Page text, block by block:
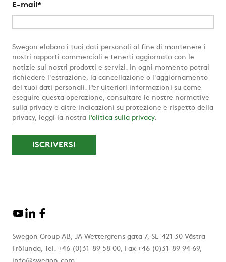
E-mail *
Swegon elabora i tuoi dati personali al fine di mantenere i
nostri rapporti commerciali e tenerti aggiornato con le
notizie sui nostri prodotti e servizi. In ogni momento potrai
richiedere l'estrazione, la cancellazione o l'aggiornamento
dei tuoi dati personali. Per ulteriori informazioni su come
eseguire questa operazione, consultare le nostre normative
sulla privacy e altre indicazioni su protezione e rispetto della
privacy, leggi la nostra Politica sulla privacy.
Swegon Group AB, JA Wettergrens gata 7, SE-421 30 Västra
Frölunda, Tel. +46 (0)31-89 58 00, Fax +46 (0)31-89 94 69,